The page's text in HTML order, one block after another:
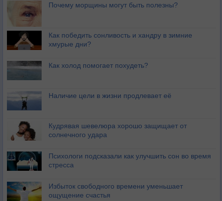
Почему морщины могут быть полезны?
Как победить сонливость и хандру в зимние
хмурые дни?
Как холод помогает похудеть?
Наличие цели в жизни продлевает её
Кудрявая шевелюра хорошо защищает от
солнечного удара
Психологи подсказали как улучшить сон во время
стресса
Избыток свободного времени уменьшает
ощущение счастья